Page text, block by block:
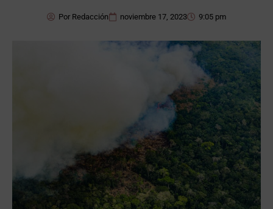
Por Redacción noviembre 17, 2023 9:05 pm